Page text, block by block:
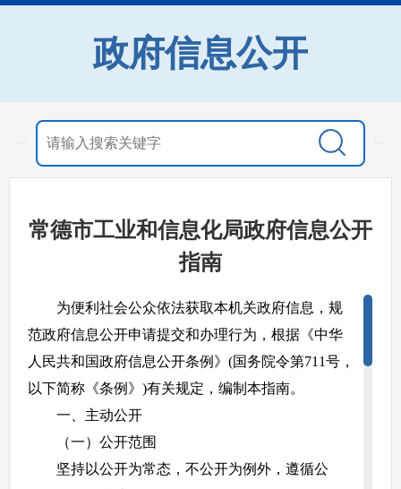
政府信息公开
常德市工业和信息化局政府信息公开
指南
为便利社会公众依法获取本机关政府信息，规
范政府信息公开申请提交和办理行为，根据《中华
人民共和国政府信息公开条例》(国务院令第711号，
以下简称《条例》)有关规定，编制本指南。
一、主动公开
（一）公开范围
坚持以公开为常态，不公开为例外，遵循公